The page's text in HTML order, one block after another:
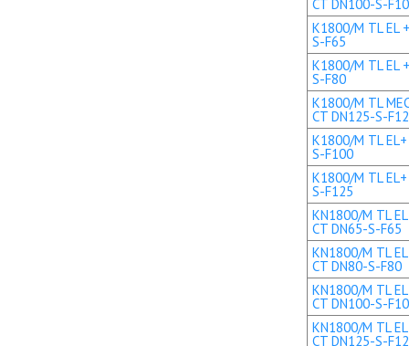
CT DN100-S-
K1800/M TL EL
S-F65
K1800/M TL EL
S-F80
K1800/M TL
CT DN125-S-
K1800/M TL
S-F100
K1800/M TL
S-F125
KN1800/M TL
CT DN65-S-F65
KN1800/M TL
CT DN80-S-F80
KN1800/M TL
CT DN100-S-
KN1800/M TL
CT DN125-S-